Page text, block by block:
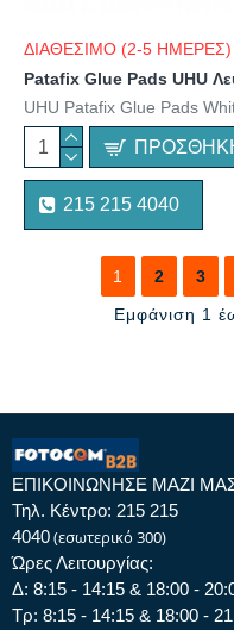
ΔΙΑΘΕΣΙΜΟ (2-5 ΗΜΕΡΕΣ)
Patafix Glue Pads UHU
UHU Patafix Glue Pads
215 215 4040
1 2 3
Εμφάνιση 1
ΕΠΙΚΟΙΝΩΝΗΣΕ ΜΑΖΙ
Τηλ. Κέντρο: 215 215
4040(εσωτερικό 300)
Ώρες Λειτουργίας:
Δ: 8:15 - 14:15 & 18:00 -
Τρ: 8:15 - 14:15 & 18:00 -